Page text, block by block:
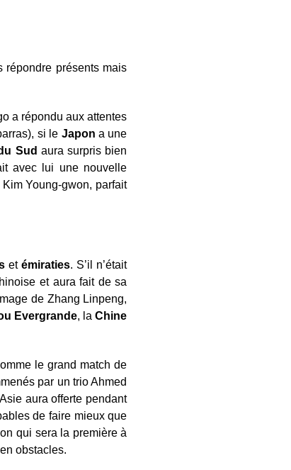
répondre présents mais
a répondu aux attentes
si le Japon a une
Sud aura surpris bien
avec lui une nouvelle
Young-gwon, parfait
etémiraties. S’il n’était
et aura fait de sa
de Zhang Linpeng,
Evergrande, laChine
le grand match de
par un trio Ahmed
aura offerte pendant
de faire mieux que
qui sera la première à
obstacles.